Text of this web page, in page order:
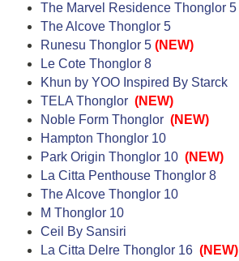
The Marvel Residence Thonglor 5
The Alcove Thonglor 5
Runesu Thonglor 5 (NEW)
Le Cote Thonglor 8
Khun by YOO Inspired By Starck
TELA Thonglor (NEW)
Noble Form Thonglor (NEW)
Hampton Thonglor 10
Park Origin Thonglor 10 (NEW)
La Citta Penthouse Thonglor 8
The Alcove Thonglor 10
M Thonglor 10
Ceil By Sansiri
La Citta Delre Thonglor 16 (NEW)